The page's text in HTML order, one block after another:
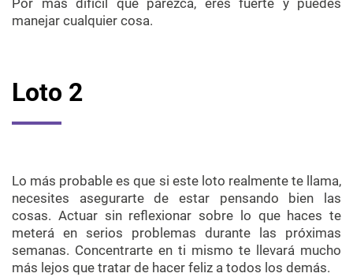
Por más difícil que parezca, eres fuerte y puedes
manejar cualquier cosa.
Loto 2
Lo más probable es que si este loto realmente te llama,
necesites asegurarte de estar pensando bien las
cosas. Actuar sin reflexionar sobre lo que haces te
meterá en serios problemas durante las próximas
semanas. Concentrarte en ti mismo te llevará mucho
más lejos que tratar de hacer feliz a todos los demás.